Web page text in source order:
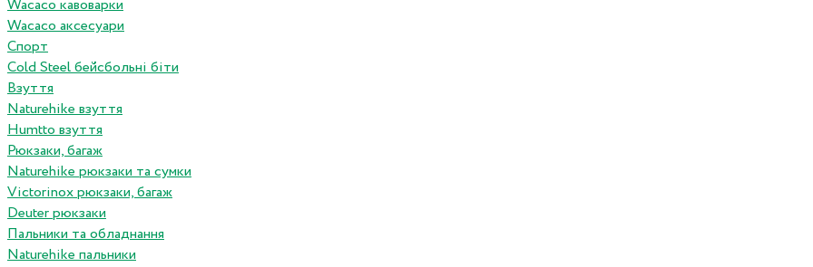
Wacaco кавоварки
Wacaco аксесуари
Спорт
Cold Steel бейсбольні біти
Взуття
Naturehike взуття
Humtto взуття
Рюкзаки, багаж
Naturehike рюкзаки та сумки
Victorinox рюкзаки, багаж
Deuter рюкзаки
Пальники та обладнання
Naturehike пальники